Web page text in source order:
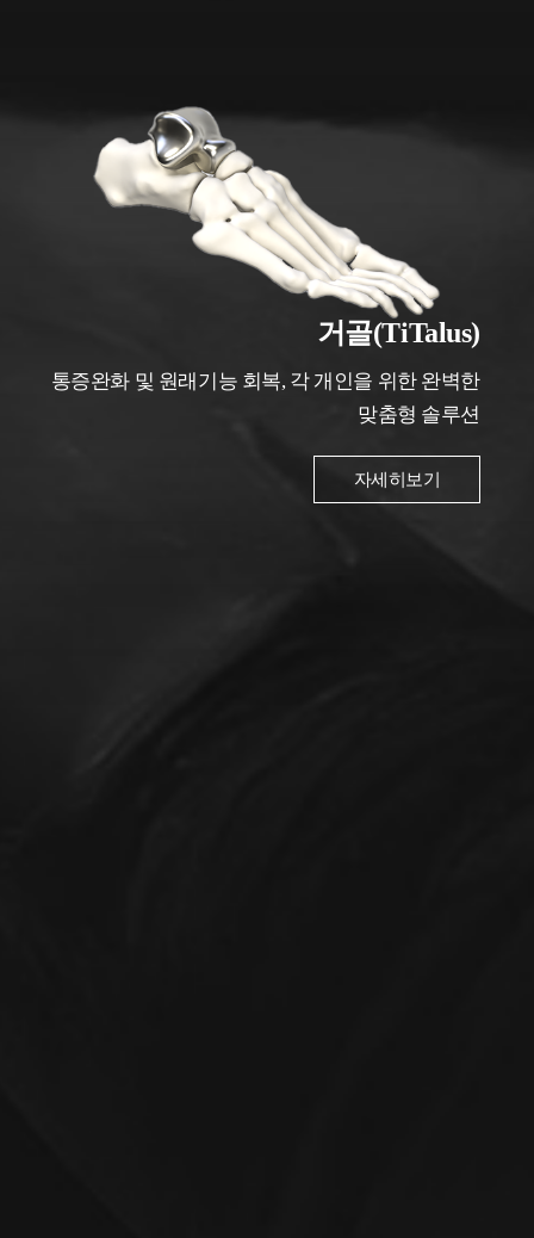
거골(TiTalus)
통증완화 및 원래기능 회복, 각 개인을 위한 완벽한
맞춤형 솔루션
자세히보기